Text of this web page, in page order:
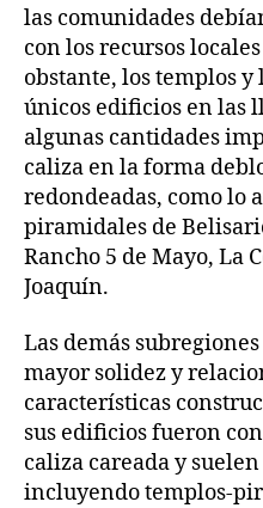
las comunidades
con los recursos
obstante, los templos y
únicos edificios en las
algunas cantidades
caliza en la forma
redondeadas, como lo
piramidales de
Rancho 5 de Mayo, La
Joaquín.
Las demás
mayor solidez y
características
sus edificios fueron
caliza careada y
incluyendo templos-